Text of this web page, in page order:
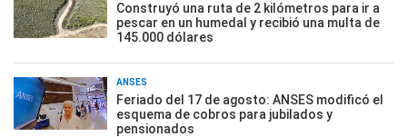
Construyó una ruta de 2 kilómetros para ir a
pescar en un humedal y recibió una multa de
145.000 dólares
ANSES
Feriado del 17 de agosto: ANSES modificó el
esquema de cobros para jubilados y
pensionados